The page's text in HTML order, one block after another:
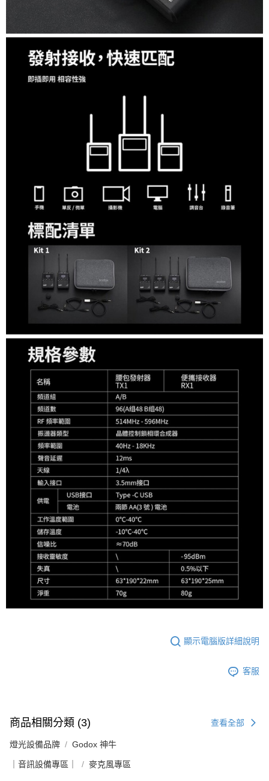
顯示電腦版詳細說明
客服
商品相關分類 (3) 查看全部
燈光設備品牌 Godox 神牛
｜音訊設備專區｜ 麥克風專區